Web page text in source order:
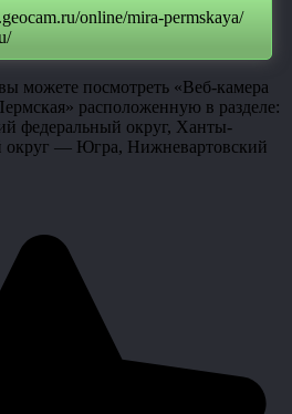
online/mira-permskaya/
можете посмотреть «Веб-камера
расположенную в разделе:
федеральный округ, Ханты-
округ — Югра, Нижневартовский